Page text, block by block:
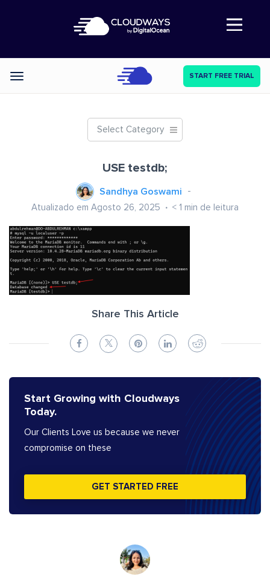
Abre a navegação
Categories START FREE TRIAL
Select Category
USE testdb;
Sandhya Goswami
Atualizado em Agosto 26, 2025 < 1 min de leitura
Share This Article
Start Growing with Cloudways
Today.
Our Clients Love us because we never
compromise on these
GET STARTED FREE